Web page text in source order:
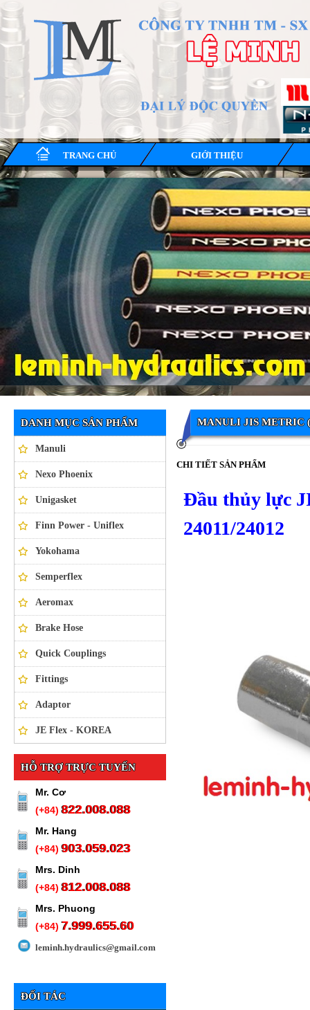
TRANG CHỦ GIỚI THIỆU
Ống thủy lực NEXO PHOENIX
DANH MỤC SẢN PHẨM
Manuli
Nexo Phoenix
Unigasket
Finn Power - Uniflex
Yokohama
Semperflex
Aeromax
Brake Hose
Quick Couplings
Fittings
Adaptor
JE Flex - KOREA
HỖ TRỢ TRỰC TUYẾN
Mr. Cơ
(+84)822.008.088
Mr. Hang
(+84)903.059.023
Mrs. Dinh
(+84)812.008.088
Mrs. Phuong
(+84)7.999.655.60
leminh.hydraulics@gmail.com
ĐỐI TÁC
MANULI JIS METRIC
CHI TIẾT SẢN PHẨM
Đầu thủy lực
24011/24012